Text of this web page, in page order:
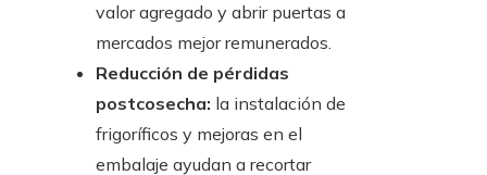
valor agregado y abrir puertas a
mercados mejor remunerados.
Reducción de pérdidas
postcosecha: la instalación de
frigoríficos y mejoras en el
embalaje ayudan a recortar